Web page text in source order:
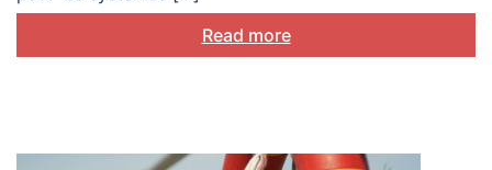
Read more